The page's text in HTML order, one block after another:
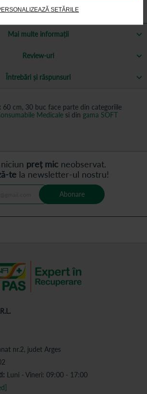
SETĂRILE
Mai multe informații
Review-uri
Întrebări și răspunsuri
60 cm, 30 buc face parte din categoriile
Medicale si din gama SOFT
preț mic neobservat.
tela newsletter-ul nostru!
Abonare
nr.2, judet Arges
Luni - Vineri: 09:00 - 17:00